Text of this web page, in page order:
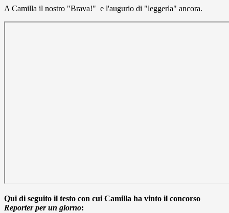
A Camilla il nostro "Brava!" e l'augurio di "leggerla" ancora.
Qui di seguito il testo con cui Camilla ha vinto il concorso
Reporter per un giorno: